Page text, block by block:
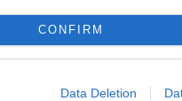
CONFIRM
Data Deletion
pluie ou brouillard)
les automobilistes.